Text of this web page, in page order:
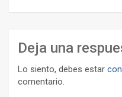
Deja una
Lo siento, debes estar
comentario.